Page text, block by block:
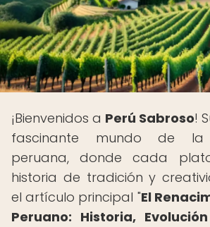
¡Bienvenidos a Perú Sabroso!
fascinante mundo de la
peruana, donde cada
historia de tradición y
el artículo principal "El
Peruano: Historia,